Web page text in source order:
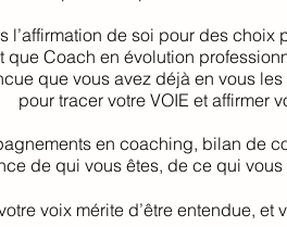
l’affirmation de soi pour des
que Coach en évolution
que vous avez déjà en vous
pour tracer votre VOIE et affirmer
en coaching, bilan de
de qui vous êtes, de ce qui
voix mérite d’être entendue, et